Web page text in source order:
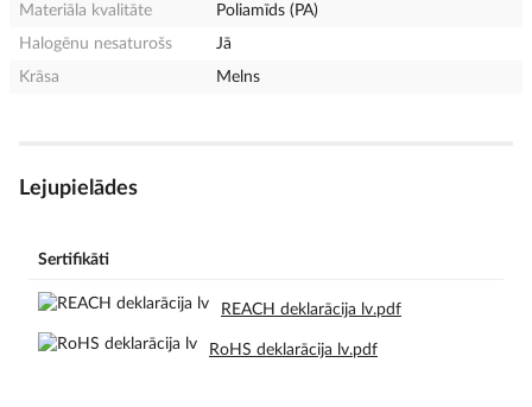
Materiāla kvalitāte
Poliamīds (PA)
Halogēnu nesaturošs
Jā
Krāsa
Melns
Lejupielādes
Sertifikāti
REACH deklarācija lv.pdf
RoHS deklarācija lv.pdf